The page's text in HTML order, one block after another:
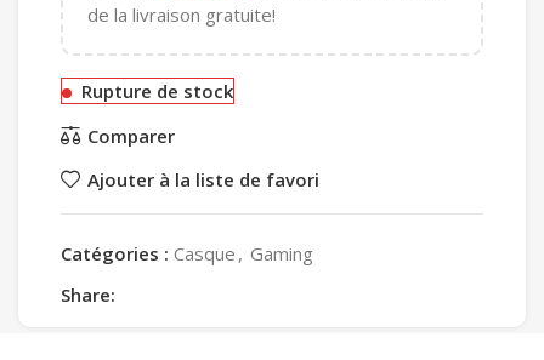
de la livraison gratuite!
Rupture de stock
Comparer
Ajouter à la liste de favori
Catégories : Casque , Gaming
Share: